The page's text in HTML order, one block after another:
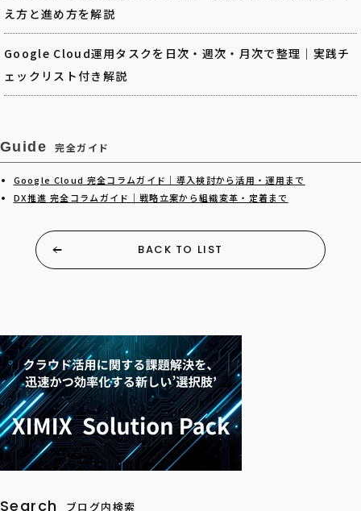
え方と進め方を解説
Google Cloud運用タスクを日次・週次・月次で整理｜実践チ
ェックリスト付き解説
Guide 完全ガイド
Google Cloud 完全コラムガイド｜導入検討から活用・運用まで
DX推進 完全コラムガイド｜戦略立案から組織変革・定着まで
BACK TO LIST
Search ブログ内検索